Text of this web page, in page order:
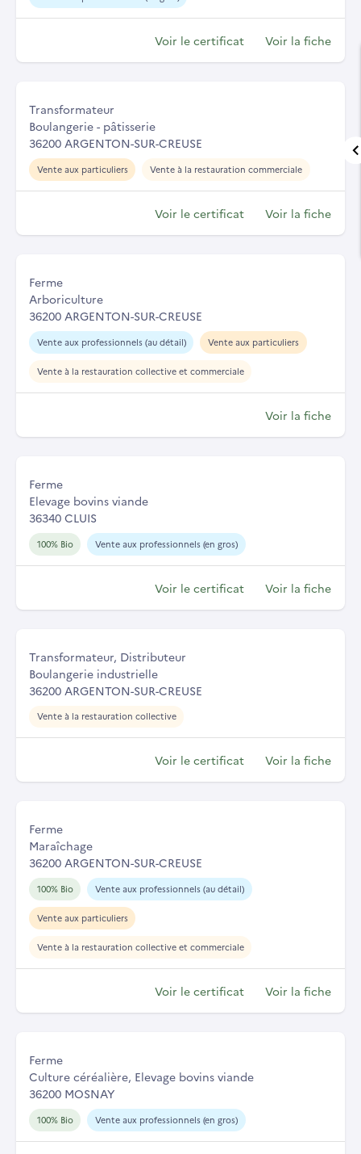
Voir le certificat Voir la fiche
Transformateur
Boulangerie - pâtisserie
36200 ARGENTON-SUR-CREUSE
Vente aux particuliers Vente à la restauration commerciale
Voir le certificat Voir la fiche
Ferme
Arboriculture
36200 ARGENTON-SUR-CREUSE
Vente aux professionnels (au détail) Vente aux particuliers
Vente à la restauration collective et commerciale
Voir la fiche
Ferme
Elevage bovins viande
36340 CLUIS
100% Bio Vente aux professionnels (en gros)
Voir le certificat Voir la fiche
Transformateur, Distributeur
Boulangerie industrielle
36200 ARGENTON-SUR-CREUSE
Vente à la restauration collective
Voir le certificat Voir la fiche
Ferme
Maraîchage
36200 ARGENTON-SUR-CREUSE
100% Bio Vente aux professionnels (au détail)
Vente aux particuliers
Vente à la restauration collective et commerciale
Voir le certificat Voir la fiche
Ferme
Culture céréalière, Elevage bovins viande
36200 MOSNAY
100% Bio Vente aux professionnels (en gros)